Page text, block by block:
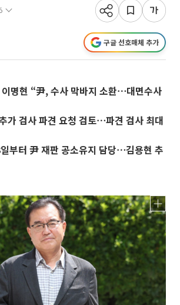
구글 선호매체 추가
이명현 “尹, 수사 막바지 소환⋯대면수사
가 검사 파견 요청 검토⋯파견 검사 최대
부터 尹 재판 공소유지 담당⋯김용현 추